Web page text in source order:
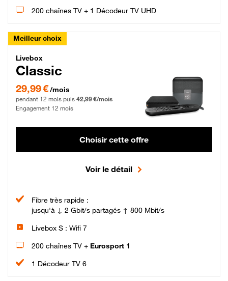
200 chaînes TV + 1 Décodeur TV UHD
Meilleur choix
Livebox Classic Fibre
Livebox
Classic
29,99 € par mois pendant 12 mois puis 42,99 € par mois, Engagement 12 mois
29,99 €/mois
pendant 12 mois puis 42,99 €/mois
Engagement 12 mois
Choisir cette offre
Voir le détail
Fibre très rapide :
jusqu'à ↓ 2 Gbit/s partagés ↑ 800 Mbit/s
Livebox S : Wifi 7
200 chaînes TV + Eurosport 1
1 Décodeur TV 6